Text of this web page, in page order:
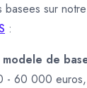
basees sur
:
de
- 60 000 euros,